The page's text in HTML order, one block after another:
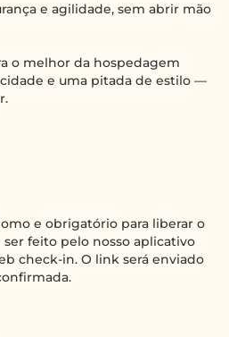
e agilidade, sem abrir mão
o melhor da hospedagem
e uma pitada de estilo —
e obrigatório para liberar o
ser feito pelo nosso aplicativo
check-in. O link será enviado